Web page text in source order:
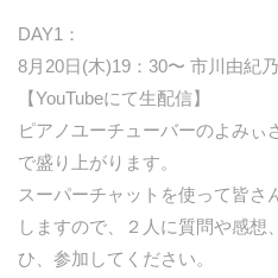
DAY1：
8月20日(木)19：30〜 市川由紀
【YouTubeにて生配信】
ピアノユーチューバーのよみぃ
で盛り上がります。
スーパーチャットを使って皆さ
しますので、２人に質問や感想
ひ、参加してください。